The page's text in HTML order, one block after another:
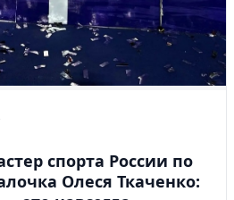
спорта России по
Олеся Ткаченко: